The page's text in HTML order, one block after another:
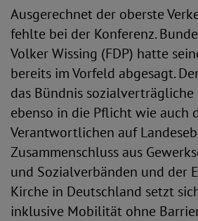
Ausgerechnet der oberste
fehlte bei der Konferenz.
Volker Wissing (FDP) hatte
bereits im Vorfeld abgesagt.
das Bündnis
ebenso in die Pflicht wie auch
Verantwortlichen auf
Zusammenschluss aus
und Sozialverbänden und der
Kirche in Deutschland setzt
inklusive Mobilität ohne